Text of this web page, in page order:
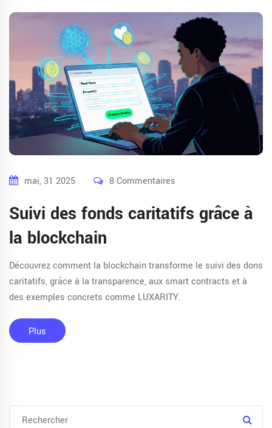
mai, 31 2025 8 Commentaires
Suivi des fonds caritatifs grâce à
la blockchain
Découvrez comment la blockchain transforme le suivi des dons
caritatifs, grâce à la transparence, aux smart contracts et à
des exemples concrets comme LUXARITY.
Plus